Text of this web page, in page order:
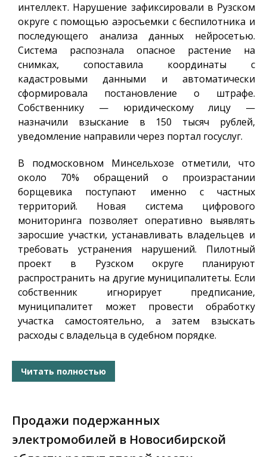
интеллект. Нарушение зафиксировали в Рузском
округе с помощью аэросъемки с беспилотника и
последующего анализа данных нейросетью.
Система распознала опасное растение на
снимках, сопоставила координаты с
кадастровыми данными и автоматически
сформировала постановление о штрафе.
Собственнику — юридическому лицу —
назначили взыскание в 150 тысяч рублей,
уведомление направили через портал госуслуг.
В подмосковном Минсельхозе отметили, что
около 70% обращений о произрастании
борщевика поступают именно с частных
территорий. Новая система цифрового
мониторинга позволяет оперативно выявлять
заросшие участки, устанавливать владельцев и
требовать устранения нарушений. Пилотный
проект в Рузском округе планируют
распространить на другие муниципалитеты. Если
собственник игнорирует предписание,
муниципалитет может провести обработку
участка самостоятельно, а затем взыскать
расходы с владельца в судебном порядке.
Читать полностью
Продажи подержанных
электромобилей в Новосибирской